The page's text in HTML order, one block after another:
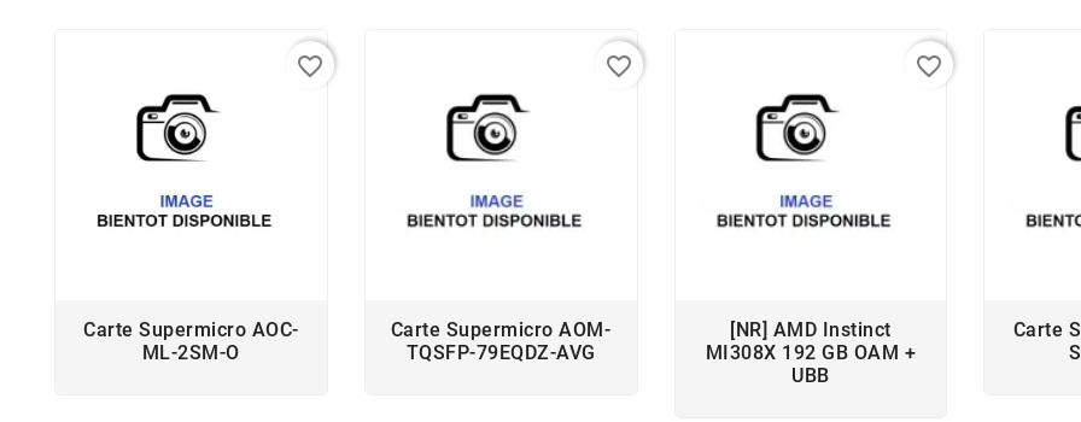
Carte Supermicro AOC-
ML-2SM-O
favorite_border
Carte Supermicro AOM-
TQSFP-79EQDZ-AVG
favorite_border
[NR] AMD Instinct
MI308X 192 GB OAM +
UBB
favorite_border
Carte